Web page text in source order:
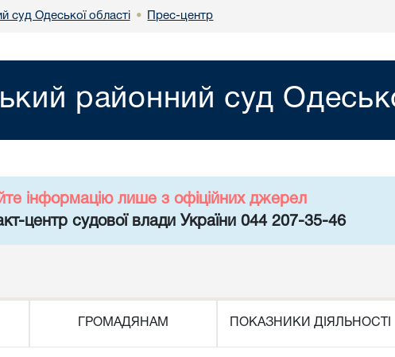
суд Одеської області • Прес-центр
районний суд
інформацію лише з офіційних джерел
центр судової влади України 044 207-35-46
ГРОМАДЯНАМ ПОКАЗНИКИ ДІЯЛЬНОСТІ